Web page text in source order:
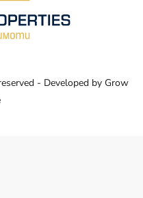
- Developed by Grow